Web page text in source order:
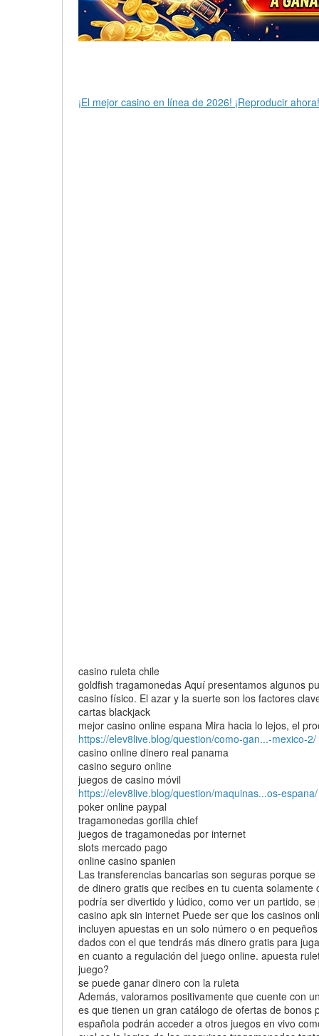
¡El mejor casino en línea de 2026! ¡Reproducir ahora!
casino ruleta chile
goldfish tragamonedas Aquí presentamos algunos
casino físico. El azar y la suerte son los factores
cartas blackjack
mejor casino online espana Mira hacia lo lejos, el
https://elev8live.blog/question/como-gan...-mexico-2/
casino online dinero real panama
casino seguro online
juegos de casino móvil
https://elev8live.blog/question/maquinas...os-espana/
poker online paypal
tragamonedas gorilla chief
juegos de tragamonedas por internet
slots mercado pago
online casino spanien
Las transferencias bancarias son seguras porque
de dinero gratis que recibes en tu cuenta
podría ser divertido y lúdico, como ver un partido,
casino apk sin internet Puede ser que los casinos
incluyen apuestas en un solo número o en
dados con el que tendrás más dinero gratis para
en cuanto a regulación del juego online. apuesta
juego?
se puede ganar dinero con la ruleta
Además, valoramos positivamente que cuente con
es que tienen un gran catálogo de ofertas de
española podrán acceder a otros juegos en vivo